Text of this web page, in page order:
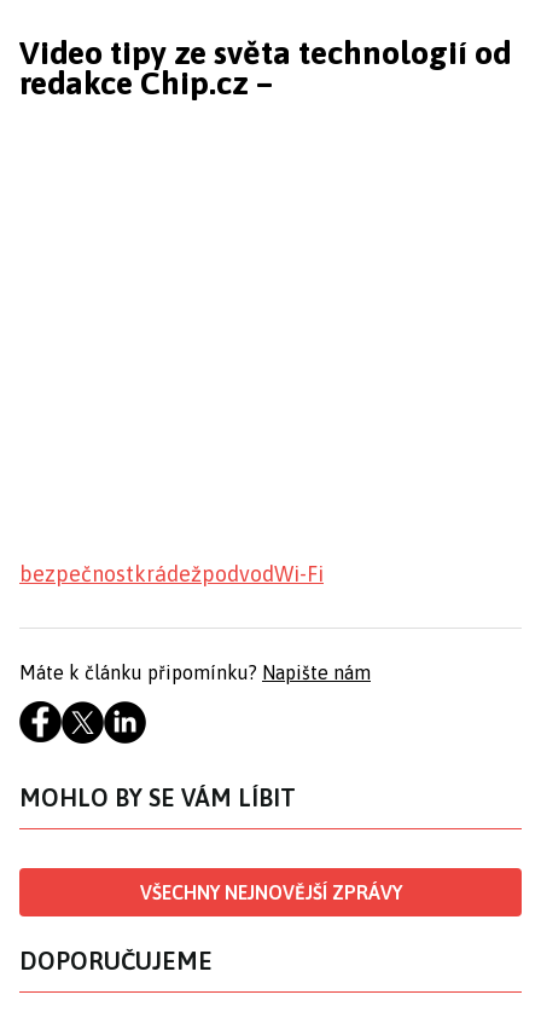
Video tipy ze světa technologií od
redakce Chip.cz –
bezpečnostkrádežpodvodWi-Fi
Máte k článku připomínku? Napište nám
MOHLO BY SE VÁM LÍBIT
VŠECHNY NEJNOVĚJŠÍ ZPRÁVY
DOPORUČUJEME